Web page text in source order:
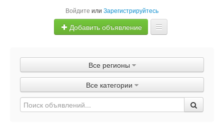
Войдите или Зарегистрируйтесь
Добавить объявление
Объявления
Быстрая продажа
Все регионы
Все категории